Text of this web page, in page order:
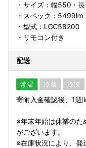
・サイズ：幅550・
・スペック：
・型式：LGC58200
・リモコン付き
配送
常温 冷蔵 冷凍
寄附入金確認後、1週
※年末年始は休業のた
がございます。
※在庫状況により、発